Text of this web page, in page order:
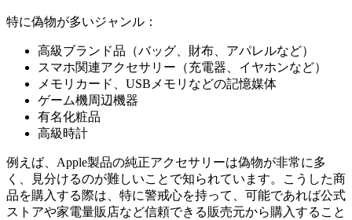
特に偽物が多いジャンル：
高級ブランド品（バッグ、財布、アパレルなど）
スマホ関連アクセサリー（充電器、イヤホンなど）
メモリカード、USBメモリなどの記憶媒体
ゲーム機周辺機器
有名化粧品
高級時計
例えば、Apple製品の純正アクセサリーは偽物が非常に多
く、見分けるのが難しいことで知られています。こうした商
品を購入する際は、特に警戒心を持って、可能であれば公式
ストアや家電量販店など信頼できる販売元から購入すること